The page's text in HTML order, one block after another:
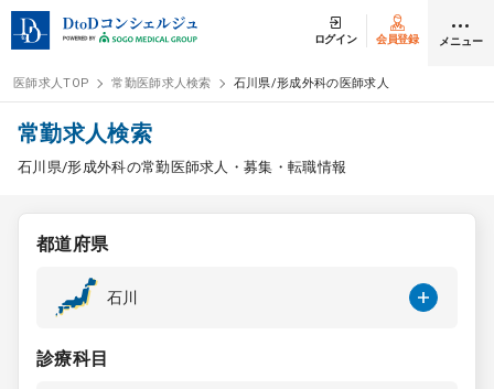
ログイン 会員登録 メニュー
ログイン
医師求人
常勤検索
医師求人TOP 常勤医師求人検索 石川県/形成外科の医師求人
常勤求人検索
石川県/形成外科の常勤医師求人・募集・転職情報
都道府県
石川
診療科目